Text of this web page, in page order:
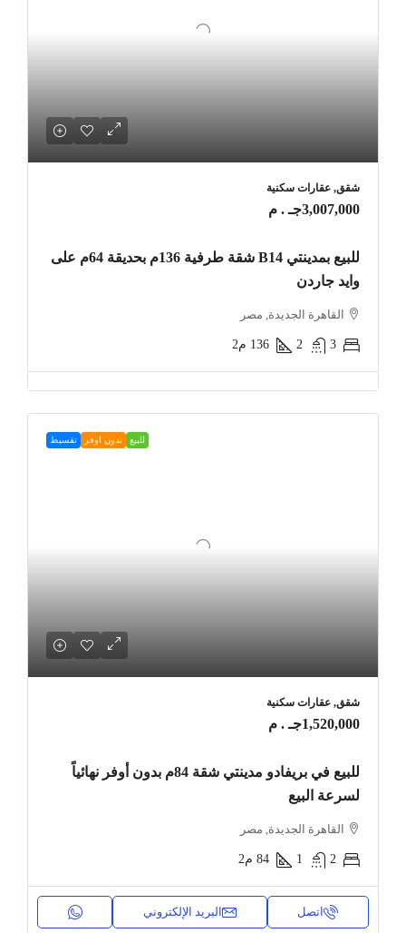
شقق, عقارات سكنية
3,007,000جـ . م
للبيع بمدينتي B14 شقة طرفية 136م بحديقة 64م على
وايد جاردن
القاهرة الجديدة, مصر
3
2
136 م2
للبيع بدون اوفر تقسيط
شقق, عقارات سكنية
1,520,000جـ . م
للبيع في بريفادو مدينتي شقة 84م بدون أوفر نهائياً
لسرعة البيع
القاهرة الجديدة, مصر
2
1
84 م2
اتصل البريد الإلكتروني